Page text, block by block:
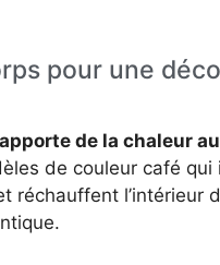
pour une déco
de la chaleur au
de couleur café qui
réchauffent l’intérieur